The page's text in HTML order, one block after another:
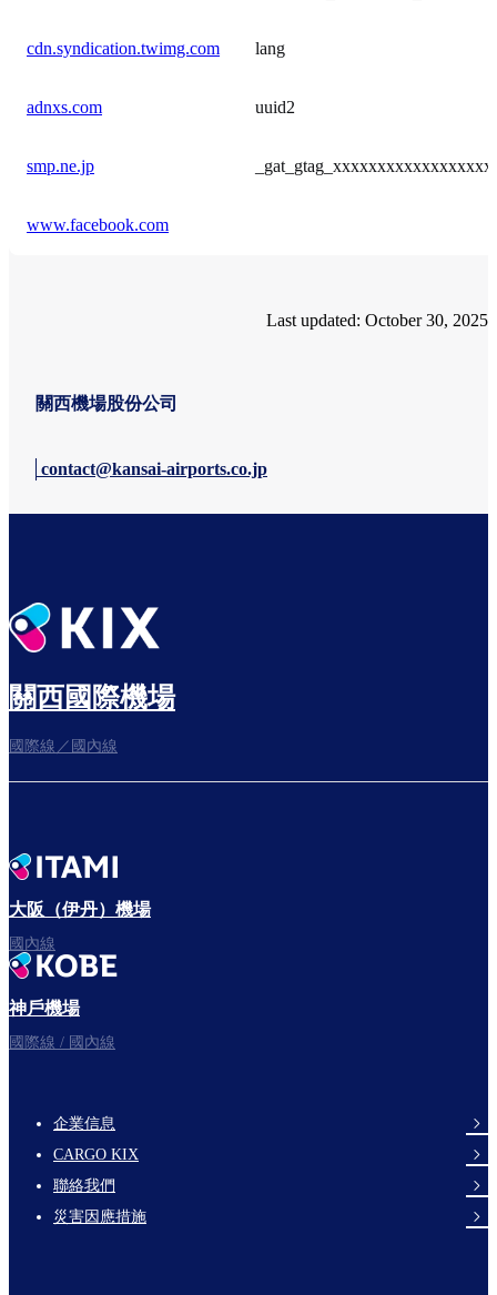
cdn.syndication.twimg.com lang
adnxs.com uuid2
smp.ne.jp
www.facebook.com
Last updated: October 30, 2025
關西機場股份公司
contact@kansai-airports.co.jp
關西國際機場
國際線／國內線
大阪（伊丹）機場
國內線
神戶機場
國際線 / 國內線
footer-
links-
en-
企業信息
CARGO KIX
聯絡我們
災害因應措施